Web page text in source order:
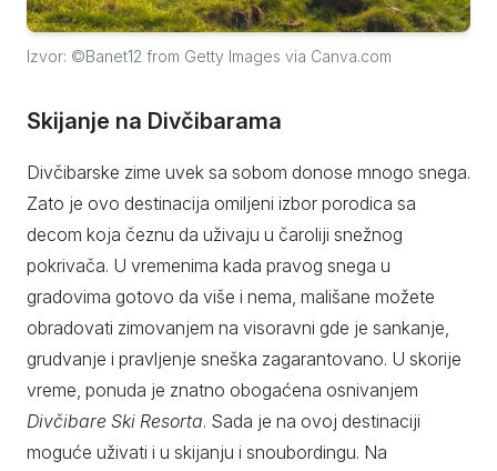
Izvor: ©Banet12 from Getty Images via Canva.com
Skijanje na Divčibarama
Divčibarske zime uvek sa sobom donose mnogo snega.
Zato je ovo destinacija omiljeni izbor porodica sa
decom koja čeznu da uživaju u čaroliji snežnog
pokrivača. U vremenima kada pravog snega u
gradovima gotovo da više i nema, mališane možete
obradovati zimovanjem na visoravni gde je sankanje,
grudvanje i pravljenje sneška zagarantovano. U skorije
vreme, ponuda je znatno obogaćena osnivanjem
Divčibare Ski Resorta. Sada je na ovoj destinaciji
moguće uživati i u skijanju i snoubordingu. Na